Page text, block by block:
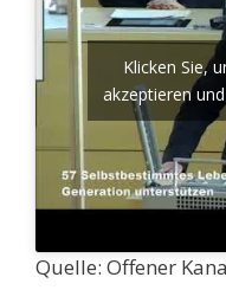
Klicken Sie,
akzeptieren
Quelle: Offener